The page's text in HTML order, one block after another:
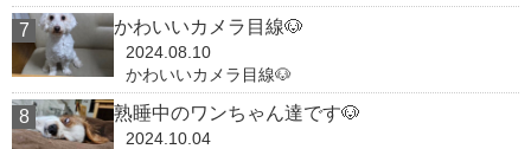
かわいいカメラ目線🐶
2024.08.10
かわいいカメラ目線🐶
熟睡中のワンちゃん達です🐶
2024.10.04